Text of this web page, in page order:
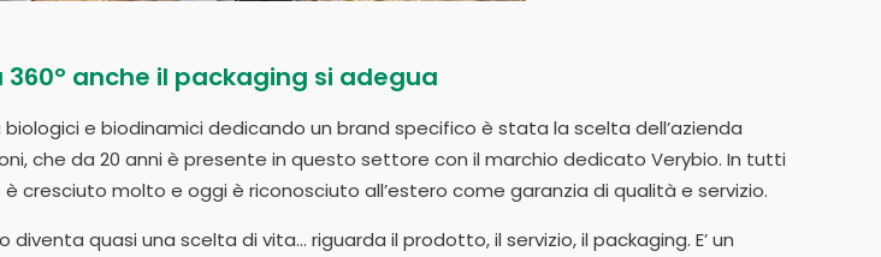
360° anche il packaging si adegua
e biodinamici dedicando un brand specifico è stata la scelta dell’azienda
che da 20 anni è presente in questo settore con il marchio dedicato Verybio. In tutti
cresciuto molto e oggi è riconosciuto all’estero come garanzia di qualità e servizio.
quasi una scelta di vita… riguarda il prodotto, il servizio, il packaging. E’ un